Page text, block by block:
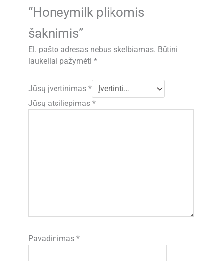
“Honeymilk plikomis
šaknimis”
El. pašto adresas nebus skelbiamas. Būtini
laukeliai pažymėti*
Jūsų įvertinimas*
Jūsų atsiliepimas*
Pavadinimas*